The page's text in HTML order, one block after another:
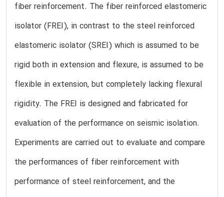
fiber reinforcement. The fiber reinforced elastomeric
isolator (FREI), in contrast to the steel reinforced
elastomeric isolator (SREI) which is assumed to be
rigid both in extension and flexure, is assumed to be
flexible in extension, but completely lacking flexural
rigidity. The FREI is designed and fabricated for
evaluation of the performance on seismic isolation.
Experiments are carried out to evaluate and compare
the performances of fiber reinforcement with
performance of steel reinforcement, and the